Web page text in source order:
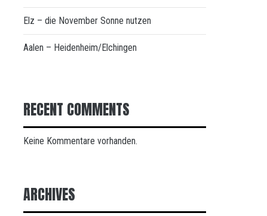
Elz – die November Sonne nutzen
Aalen – Heidenheim/Elchingen
RECENT COMMENTS
Keine Kommentare vorhanden.
ARCHIVES